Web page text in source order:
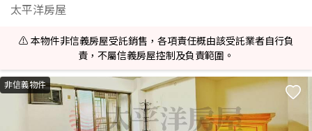
太平洋房屋
⚠️ 本物件非信義房屋受託銷售，各項責任概由該受託業者自行負
責，不屬信義房屋控制及負責範圍。
非信義物件